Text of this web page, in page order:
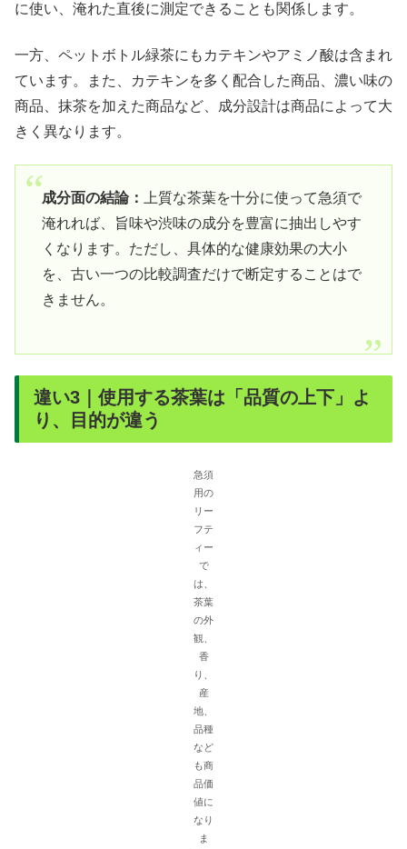
に使い、淹れた直後に測定できることも関係します。
一方、ペットボトル緑茶にもカテキンやアミノ酸は含まれ
ています。また、カテキンを多く配合した商品、濃い味の
商品、抹茶を加えた商品など、成分設計は商品によって大
きく異なります。
成分面の結論： 上質な茶葉を十分に使って急須で
淹れれば、旨味や渋味の成分を豊富に抽出しやす
くなります。ただし、具体的な健康効果の大小
を、古い一つの比較調査だけで断定することはで
きません。
違い3｜使用する茶葉は「品質の上下」よ
り、目的が違う
急須
用の
リー
フテ
ィー
で
は、
茶葉
の外
観、
香
り、
産
地、
品種
など
も商
品価
値に
なり
ま